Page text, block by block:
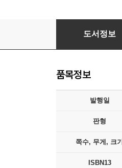
프랑스 요리의 기술
도서정보
품목정보
발행일
판형
쪽수, 무게, 크기
ISBN13